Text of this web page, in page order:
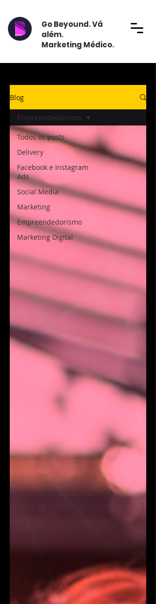
Go Beyound.Vá
além.
Marketing Médico.
Blog
Todos os posts
Delivery
Facebook e Instagram
Ads
Social Media
Marketing
Empreendedorismo
Marketing Digital
Empreendedorismo